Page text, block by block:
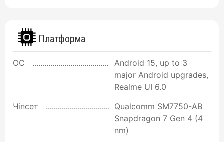
Платформа
ОС
Android 15, up to 3
major Android upgrades,
Realme UI 6.0
Чіпсет
Qualcomm SM7750-AB
Snapdragon 7 Gen 4 (4
nm)